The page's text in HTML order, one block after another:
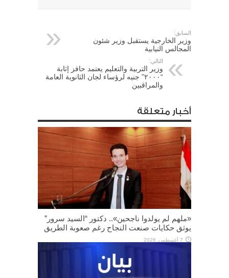
السابق:
وزير الخارجية يستقبل وزير شئون
المجالس النيابية
التالي:
وزير التربية والتعليم يعتمد حافز إثابة
“٢٠٠٠” جنيه لرؤساء لجان الثانوية العامة
والمراقبين
أخبار متعلقة
«ملهم لم يولدوا ناجحين».. دكتور “السيد سرور”
يوثق حكايات صنعت النجاح رغم صعوبة الطريق
7 أغسطس، 2026